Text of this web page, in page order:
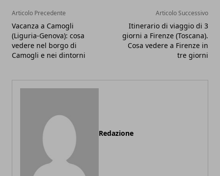
Articolo Precedente
Vacanza a Camogli
(Liguria-Genova): cosa
vedere nel borgo di
Camogli e nei dintorni
Articolo Successivo
Itinerario di viaggio di 3
giorni a Firenze (Toscana).
Cosa vedere a Firenze in
tre giorni
Redazione